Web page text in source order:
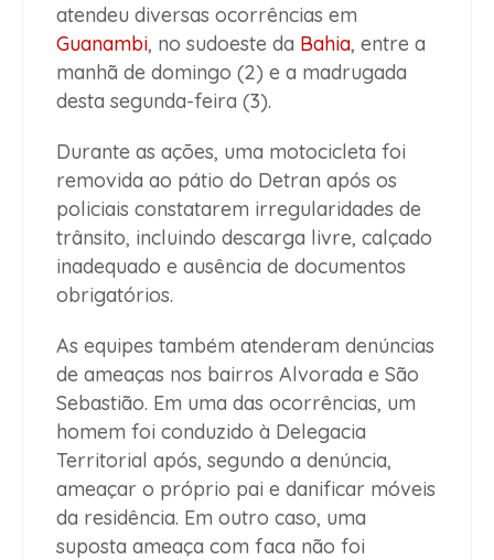
atendeu diversas ocorrências em
Guanambi, no sudoeste da Bahia, entre a
manhã de domingo (2) e a madrugada
desta segunda-feira (3).
Durante as ações, uma motocicleta foi
removida ao pátio do Detran após os
policiais constatarem irregularidades de
trânsito, incluindo descarga livre, calçado
inadequado e ausência de documentos
obrigatórios.
As equipes também atenderam denúncias
de ameaças nos bairros Alvorada e São
Sebastião. Em uma das ocorrências, um
homem foi conduzido à Delegacia
Territorial após, segundo a denúncia,
ameaçar o próprio pai e danificar móveis
da residência. Em outro caso, uma
suposta ameaça com faca não foi